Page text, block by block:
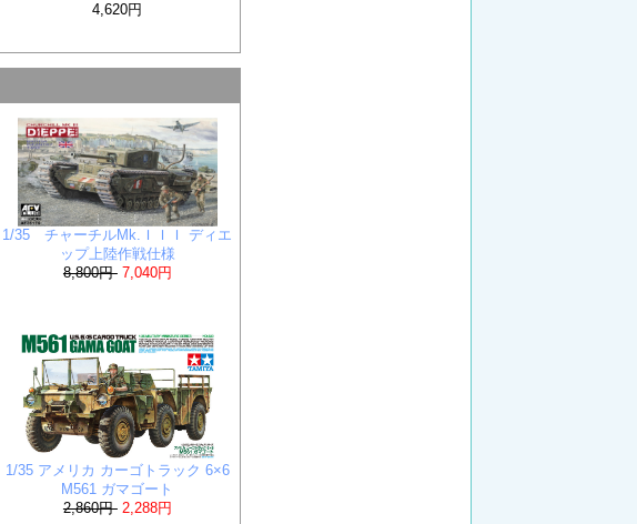
4,620円
1/35 チャーチルMk.ＩＩＩ ディエ
ップ上陸作戦仕様
8,800円 7,040円
1/35 アメリカ カーゴトラック 6×6
M561 ガマゴート
2,860円 2,288円